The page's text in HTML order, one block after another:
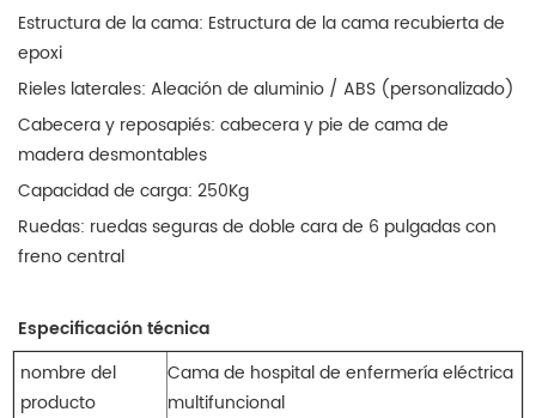
Estructura de la cama: Estructura de la cama recubierta de
epoxi
Rieles laterales: Aleación de aluminio / ABS (personalizado)
Cabecera y reposapiés: cabecera y pie de cama de
madera desmontables
Capacidad de carga: 250Kg
Ruedas: ruedas seguras de doble cara de 6 pulgadas con
freno central
Especificación técnica
nombre del
producto
Cama de hospital de enfermería eléctrica
multifuncional